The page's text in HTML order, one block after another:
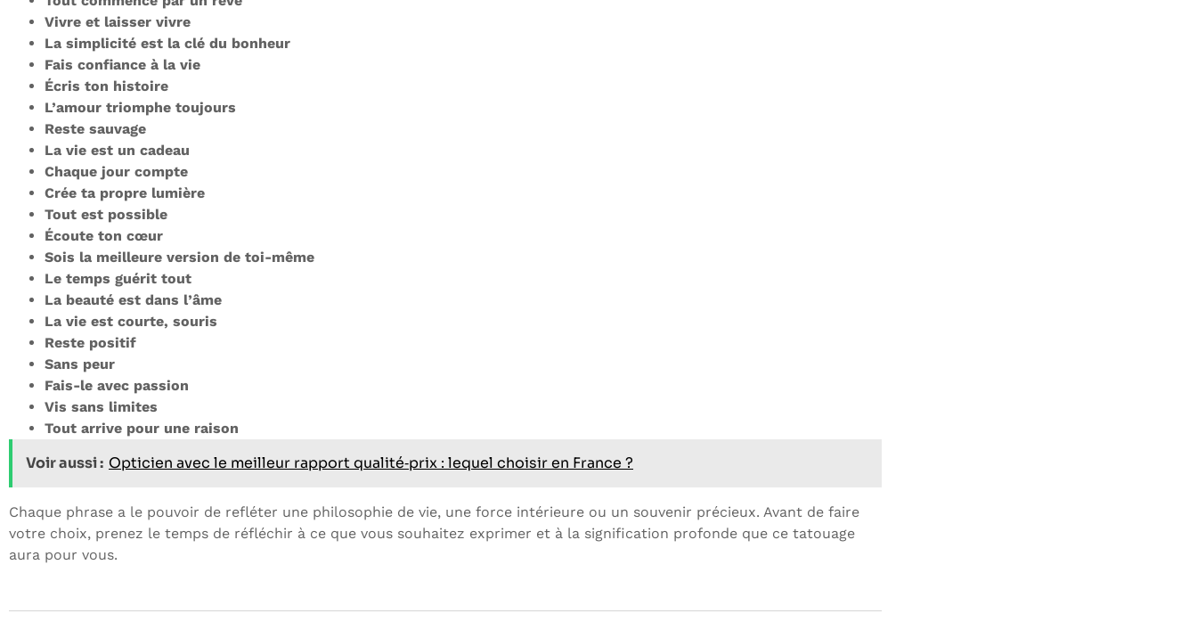
Vivre et laisser vivre
La simplicité est la clé du bonheur
Fais confiance à la vie
Écris ton histoire
L’amour triomphe toujours
Reste sauvage
La vie est un cadeau
Chaque jour compte
Crée ta propre lumière
Tout est possible
Écoute ton cœur
Sois la meilleure version de toi-même
Le temps guérit tout
La beauté est dans l’âme
La vie est courte, souris
Reste positif
Sans peur
Fais-le avec passion
Vis sans limites
Tout arrive pour une raison
Voir aussi : Opticien avec le meilleur rapport qualité‑prix : lequel choisir en France ?
Chaque phrase a le pouvoir de refléter une philosophie de vie, une force intérieure ou un souvenir précieux. Avant de faire
votre choix, prenez le temps de réfléchir à ce que vous souhaitez exprimer et à la signification profonde que ce tatouage
aura pour vous.